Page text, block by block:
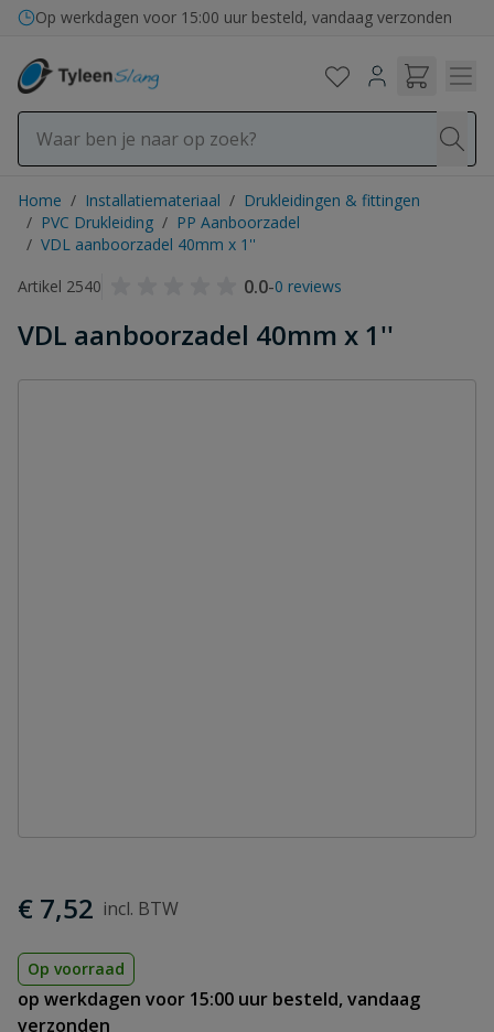
Ga naar de inhoud
Op werkdagen voor 15:00 uur besteld, vandaag verzonden
Home / Installatiemateriaal / Drukleidingen & fittingen
/ PVC Drukleiding / PP Aanboorzadel
/ VDL aanboorzadel 40mm x 1''
Artikel 2540
0.0-0 reviews
VDL aanboorzadel 40mm x 1''
€ 7,52
Op voorraad
op werkdagen voor 15:00 uur besteld, vandaag
verzonden